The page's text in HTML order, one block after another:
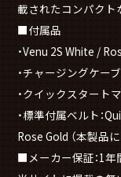
載されたコンパクト
■付属品
・Venu 2S White /
・チャージングケー
・クイックスタート
・標準付属ベルト：
Rose Gold （本製品
■メーカー保証：1年